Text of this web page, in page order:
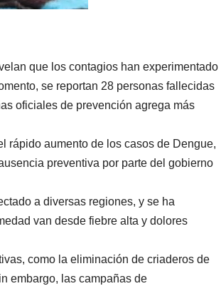
que los contagios han experimentado
se reportan 28 personas fallecidas
oficiales de prevención agrega más
rápido aumento de los casos de Dengue,
preventiva por parte del gobierno
a diversas regiones, y se ha
van desde fiebre alta y dolores
como la eliminación de criaderos de
embargo, las campañas de